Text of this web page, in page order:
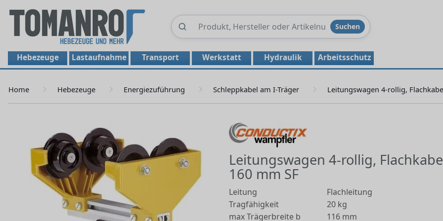
Produkte
durchsuchen
Suchen
Hebezeuge Lastaufnahme Transport Werkstatt Hydraulik Arbeitsschutz
Home Hebezeuge Energiezuführung Schleppkabel am I-Träger Leitungswagen 4-rollig,
Leitungswagen 4-rollig,
160 mm SF
Leitung
Flachleitung
Tragfähigkeit
20 kg
max Trägerbreite b
116 mm